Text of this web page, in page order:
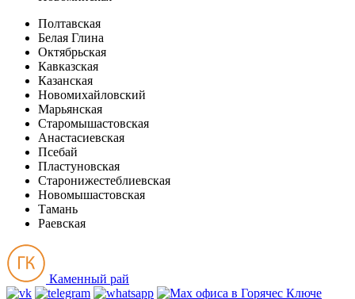
Полтавская
Белая Глина
Октябрьская
Кавказская
Казанская
Новомихайловский
Марьянская
Старомышастовская
Анастасиевская
Псебай
Пластуновская
Старонижестеблиевская
Новомышастовская
Тамань
Раевская
Каменный рай